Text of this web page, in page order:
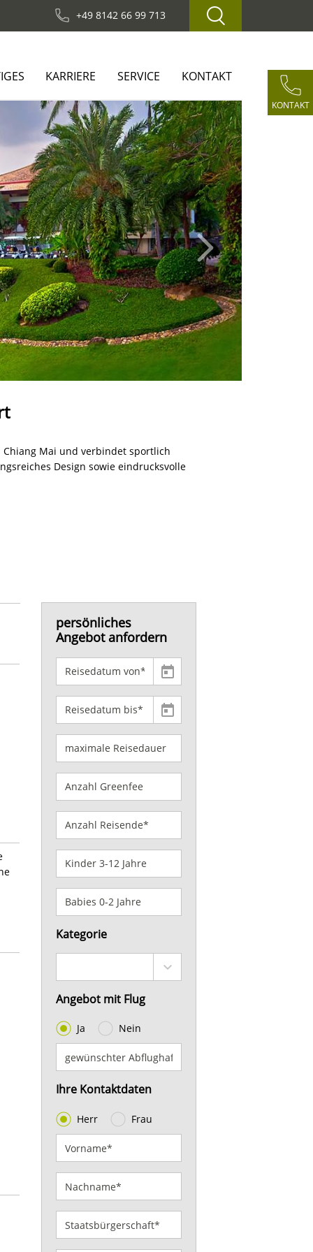
+49 8142 66 99 713
KONTAKT
KARRIERE SERVICE KONTAKT
Next
Chiang Mai und verbindet sportlich
Design sowie eindrucksvolle
persönliches
Angebot anfordern
Kategorie
Angebot mit Flug
Ja Nein
Ihre Kontaktdaten
Herr Frau